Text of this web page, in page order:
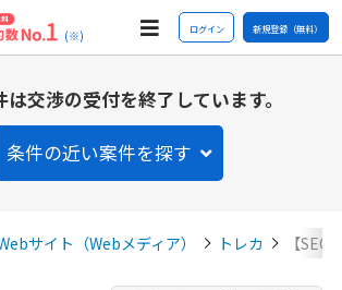
(※) ログイン 新規登録（無料）
は交渉の受付を終了しています。
条件の近い案件を探す
サイト（Webメディア） トレカ 【